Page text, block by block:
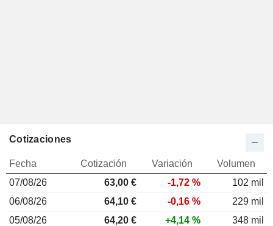
Cotizaciones
Fecha Cotización Variación
Volumen
07/08/26
63,00 € -1,72 %
102 mil
06/08/26
64,10 € -0,16 %
229 mil
05/08/26
64,20 € +4,14 %
348 mil